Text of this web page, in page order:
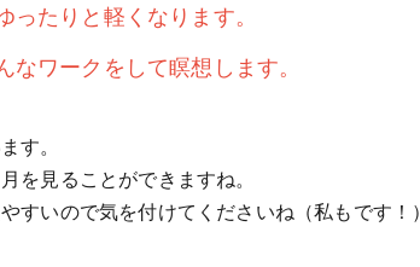
たりと軽くなります。
ワークをして瞑想します。
す。
を見ることができますね。
すいので気を付けてくださいね（私もです！）